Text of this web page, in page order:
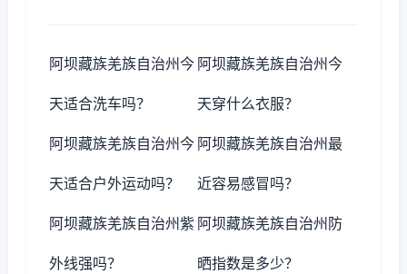
阿坝藏族羌族自治州今
天适合洗车吗？
阿坝藏族羌族自治州今
天穿什么衣服？
阿坝藏族羌族自治州今
天适合户外运动吗？
阿坝藏族羌族自治州最
近容易感冒吗？
阿坝藏族羌族自治州紫
外线强吗？
阿坝藏族羌族自治州防
晒指数是多少？